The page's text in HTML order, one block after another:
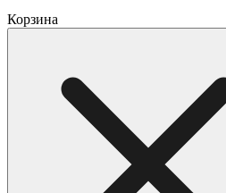
Корзина